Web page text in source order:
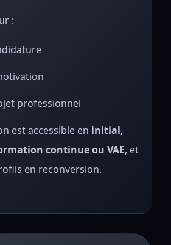
:
professionnel
est accessible en initial,
continue ou VAE, et
en reconversion.